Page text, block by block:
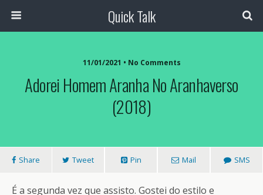
Quick Talk
11/01/2021 • No Comments
Adorei Homem Aranha No Aranhaverso
(2018)
Share Tweet Pin Mail SMS
É a segunda vez que assisto. Gostei do estilo e